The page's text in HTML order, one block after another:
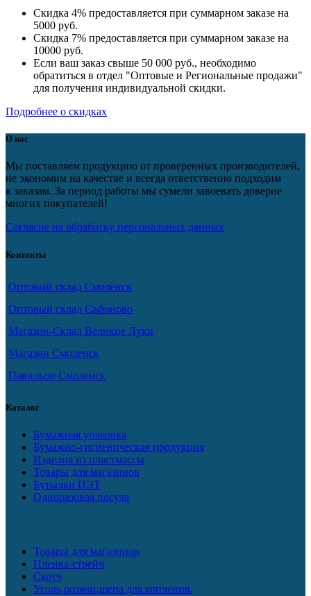
Скидка 4% предоставляется при суммарном заказе на
5000 руб.
Скидка 7% предоставляется при суммарном заказе на
10000 руб.
Если ваш заказ свыше 50 000 руб., необходимо
обратиться в отдел "Оптовые и Региональные продажи"
для получения индивидуальной скидки.
Подробнее о скидках
О нас
Мы поставляем продукцию от проверенных производителей,
не экономим на качестве и всегда ответственно подходим
к заказам. За период работы мы сумели завоевать доверие
многих покупателей!
Согласие на обработку персональных данных
Контакты
Оптовый склад Смоленск
Оптовый склад Сафоново
Магазин-Склад Великие Луки
Магазин Смоленск
Павильон Смоленск
Каталог
Бумажная упаковка
Бумажно-гигиеническая продукция
Изделия из пластмассы
Товары для магазинов
Бутылки ПЭТ
Одноразовая посуда
Товары для магазинов
Пленка-стрейч
Скотч
Уголь,розжиг,щепа для копчения.